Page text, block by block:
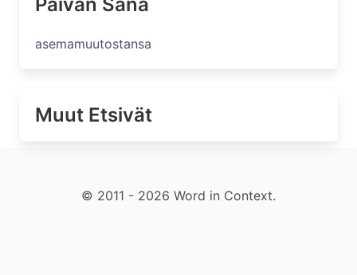
asemamuutostansa
Muut Etsivät
© 2011 - 2026 Word in Context.